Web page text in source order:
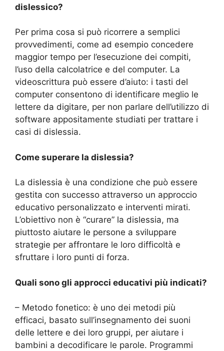
dislessico?
Per prima cosa si può ricorrere a semplici
provvedimenti, come ad esempio concedere
maggior tempo per l’esecuzione dei compiti,
l’uso della calcolatrice e del computer. La
videoscrittura può essere d’aiuto: i tasti del
computer consentono di identificare meglio le
lettere da digitare, per non parlare dell’utilizzo di
software appositamente studiati per trattare i
casi di dislessia.
Come superare la dislessia?
La dislessia è una condizione che può essere
gestita con successo attraverso un approccio
educativo personalizzato e interventi mirati.
L’obiettivo non è “curare” la dislessia, ma
piuttosto aiutare le persone a sviluppare
strategie per affrontare le loro difficoltà e
sfruttare i loro punti di forza.
Quali sono gli approcci educativi più indicati?
– Metodo fonetico: è uno dei metodi più
efficaci, basato sull’insegnamento dei suoni
delle lettere e dei loro gruppi, per aiutare i
bambini a decodificare le parole. Programmi